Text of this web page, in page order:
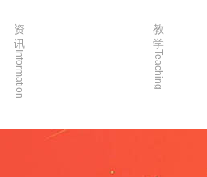
资
讯
Information
教
学
Teaching